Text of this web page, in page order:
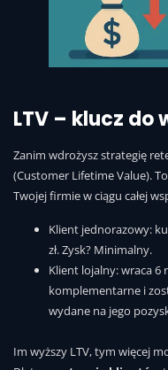
LTV – klucz do
Zanim wdrożysz strategię
(Customer Lifetime Value).
Twojej firmie w ciągu całej
Klient jednorazowy:
zł. Zysk? Minimalny.
Klient lojalny: wraca
komplementarne i
wydane na jego
Im wyższy LTV, tym więcej